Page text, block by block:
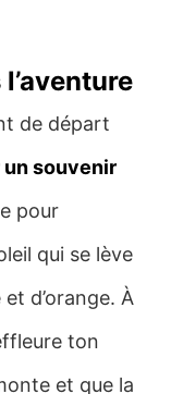
de départ
souvenir
pour
qui se lève
d’orange. À
ton
et que la